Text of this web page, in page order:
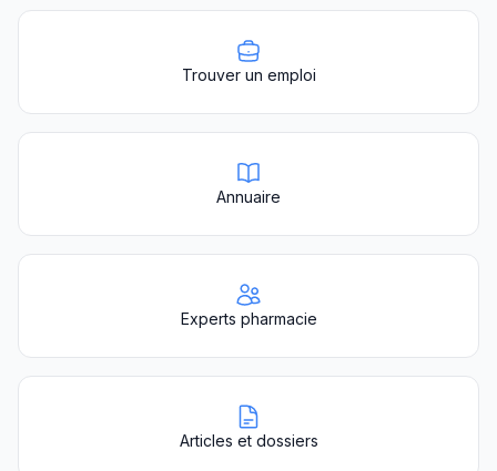
Trouver un emploi
Annuaire
Experts pharmacie
Articles et dossiers